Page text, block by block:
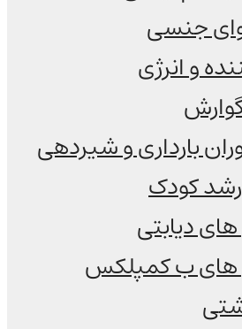
جنسی
و انرژی
بارداری و شیردهی
کودک
دیابتی
های ب کمپلکس